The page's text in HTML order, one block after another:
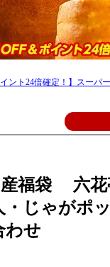
イント24倍確定！】スーパ
産福袋 六花
・じゃがポ
わせ